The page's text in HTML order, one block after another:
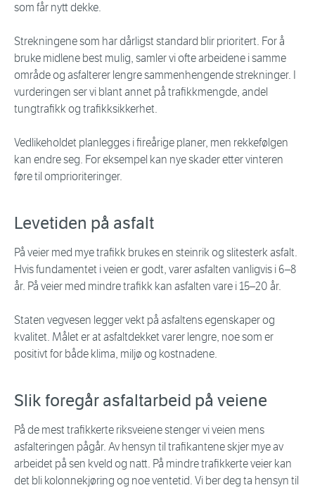
som får nytt dekke.
Strekningene som har dårligst standard blir prioritert. For å
bruke midlene best mulig, samler vi ofte arbeidene i samme
område og asfalterer lengre sammenhengende strekninger. I
vurderingen ser vi blant annet på trafikkmengde, andel
tungtrafikk og trafikksikkerhet.
Vedlikeholdet planlegges i fireårige planer, men rekkefølgen
kan endre seg. For eksempel kan nye skader etter vinteren
føre til omprioriteringer.
Levetiden på asfalt
På veier med mye trafikk brukes en steinrik og slitesterk asfalt.
Hvis fundamentet i veien er godt, varer asfalten vanligvis i 6–8
år. På veier med mindre trafikk kan asfalten vare i 15–20 år.
Staten vegvesen legger vekt på asfaltens egenskaper og
kvalitet. Målet er at asfaltdekket varer lengre, noe som er
positivt for både klima, miljø og kostnadene.
Slik foregår asfaltarbeid på veiene
På de mest trafikkerte riksveiene stenger vi veien mens
asfalteringen pågår. Av hensyn til trafikantene skjer mye av
arbeidet på sen kveld og natt. På mindre trafikkerte veier kan
det bli kolonnekjøring og noe ventetid. Vi ber deg ta hensyn til